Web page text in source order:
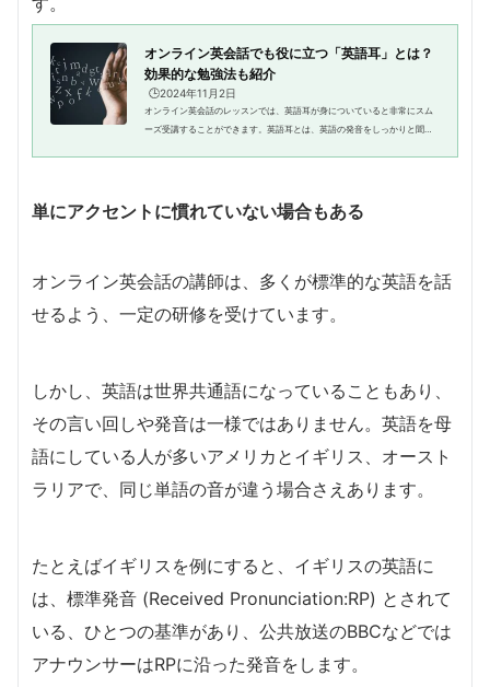
オンライン英会話でも役に立つ「英語耳」とは？
効果的な勉強法も紹介
🕒️2024年11月2日
オンライン英会話のレッスンでは、英語耳が身についていると非常にスム
ーズ受講することができます。英語耳とは、英語の発音をしっかりと聞き
単にアクセントに慣れていない場合もある
オンライン英会話の講師は、多くが標準的な英語を話
せるよう、一定の研修を受けています。
しかし、英語は世界共通語になっていることもあり、
その言い回しや発音は一様ではありません。英語を母
語にしている人が多いアメリカとイギリス、オースト
ラリアで、同じ単語の音が違う場合さえあります。
たとえばイギリスを例にすると、イギリスの英語に
は、標準発音 (Received Pronunciation:RP) とされて
いる、ひとつの基準があり、公共放送のBBCなどでは
アナウンサーはRPに沿った発音をします。